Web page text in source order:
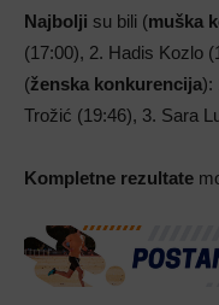
Najbolji su bili (muška
(17:00), 2. Hadis Kozlo
(ženska konkurencija):
Trožić (19:46), 3. Sara
Kompletne rezultate